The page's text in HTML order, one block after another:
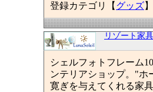
登録カテゴリ【 グッズ 】
リゾート家
シェルフォトフレーム
ンテリアショップ。"ホ
寛ぎを与えてくれる家